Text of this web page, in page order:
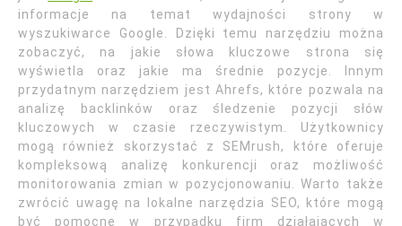
informacje na temat wydajności strony w
wyszukiwarce Google. Dzięki temu narzędziu można
zobaczyć, na jakie słowa kluczowe strona się
wyświetla oraz jakie ma średnie pozycje. Innym
przydatnym narzędziem jest Ahrefs, które pozwala na
analizę backlinków oraz śledzenie pozycji słów
kluczowych w czasie rzeczywistym. Użytkownicy
mogą również skorzystać z SEMrush, które oferuje
kompleksową analizę konkurencji oraz możliwość
monitorowania zmian w pozycjonowaniu. Warto także
zwrócić uwagę na lokalne narzędzia SEO, które mogą
być pomocne w przypadku firm działających w